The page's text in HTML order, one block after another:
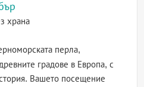
храна
перла,
градове в Европа, с
Вашето посещение